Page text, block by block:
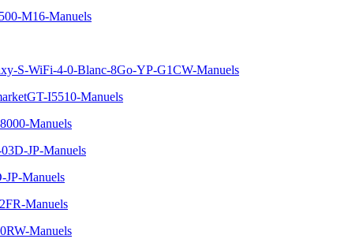
M16-Manuels
S-WiFi-4-0-Blanc-8Go-YP-G1CW-Manuels
I5510-Manuels
Manuels
JP-Manuels
Manuels
Manuels
Manuels